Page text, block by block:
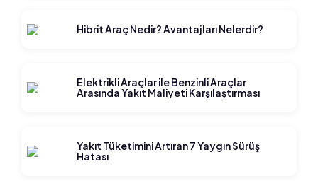
Hibrit Araç Nedir? Avantajları Nelerdir?
Elektrikli Araçlar ile Benzinli Araçlar
Arasında Yakıt Maliyeti Karşılaştırması
Yakıt Tüketimini Artıran 7 Yaygın Sürüş
Hatası